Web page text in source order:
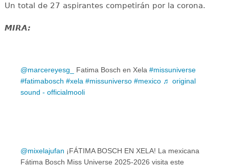
Un total de 27 aspirantes competirán por la corona.
MIRA:
@marcereyesg_ Fatima Bosch en Xela #missuniverse
#fatimabosch #xela #missuniverso #mexico ♬ original
sound - officialmooli
@mixelajufan ¡FÁTIMA BOSCH EN XELA! La mexicana
Fátima Bosch Miss Universe 2025-2026 visita este